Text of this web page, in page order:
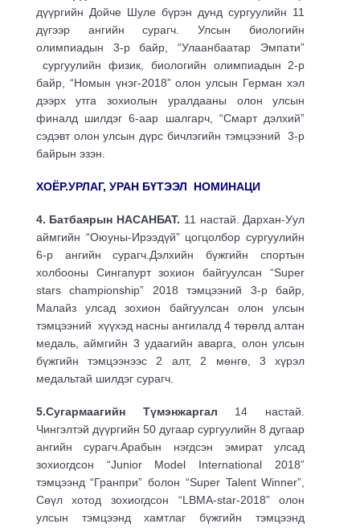
дүүргийн Дойче Шуле бүрэн дунд сургуулийн 11
дүгээр ангийн сурагч. Улсын биологийн
олимпиадын 3-р байр, “Улаанбаатар Эмпати”
сургуулийн физик, биологийн олимпиадын 2-р
байр, “Номын үнэг-2018” олон улсын Герман хэл
дээрх утга зохиолын уралдааны олон улсын
финалд шилдэг 6-аар шалгарч, “Смарт дэлхий”
сэдэвт олон улсын дүрс бичлэгийн тэмцээний 3-р
байрын эзэн.
ХОЁР.УРЛАГ, УРАН БҮТЭЭЛ НОМИНАЦИ
4. Батбаярын НАСАНБАТ. 11 настай. Дархан-Уул
аймгийн “Оюуны-Ирээдүй” цогцолбор сургуулийн
6-р ангийн сурагч.Дэлхийн бүжгийн спортын
холбооны Сингапурт зохион байгуулсан “Super
stars championship” 2018 тэмцээний 3-р байр,
Малайз улсад зохион байгуулсан олон улсын
тэмцээний хүүхэд насны ангилалд 4 төрөлд алтан
медаль, аймгийн 3 удаагийн аварга, олон улсын
бүжгийн тэмцээнээс 2 алт, 2 мөнгө, 3 хүрэл
медальтай шилдэг сурагч.
5.Сугармаагийн Түмэнжаргал 14 настай.
Чингэлтэй дүүргийн 50 дугаар сургуулийн 8 дугаар
ангийн сурагч.Арабын нэгдсэн эмират улсад
зохиогдсон “Junior Model International 2018”
тэмцээнд “Гранпри” болон “Super Talent Winner”,
Сөүл хотод зохиогдсон “LBMA-star-2018” олон
улсын тэмцээнд хамтлаг бүжгийн тэмцээнд